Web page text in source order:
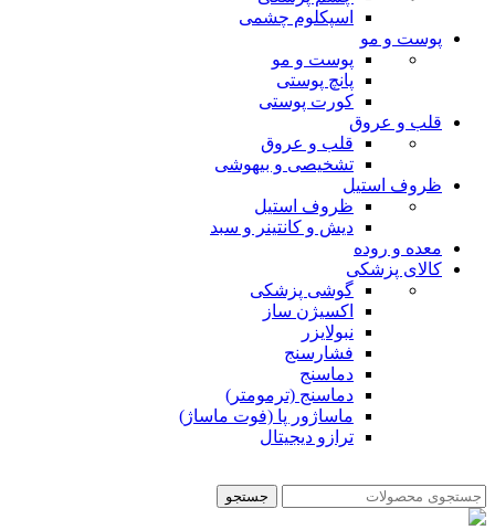
اسپکلوم چشمی
پوست و مو
پوست و مو
پانچ پوستی
کورت پوستی
قلب و عروق
قلب و عروق
تشخیصی و بیهوشی
ظروف استیل
ظروف استیل
دیش و کانتینر و سبد
معده و روده
کالای پزشکی
گوشی پزشکی
اکسیژن ساز
نبولایزر
فشارسنج
دماسنج
دماسنج (ترمومتر)
ماساژور پا (فوت ماساژ)
ترازو دیجیتال
جستجو